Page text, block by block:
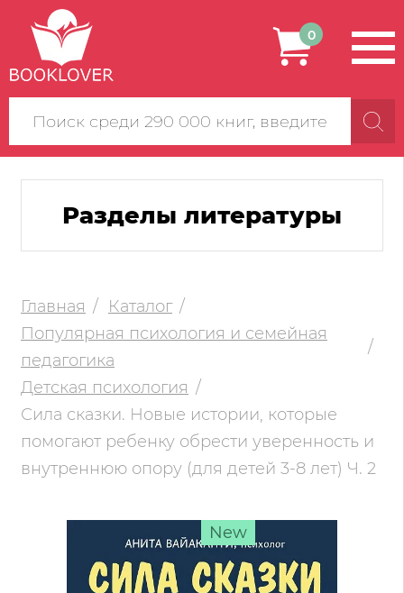
Поиск
по
сайту
0
Разделы литературы
Главная
Каталог
Популярная психология и семейная
педагогика
Детская психология
Сила сказки. Новые истории, которые
помогают ребенку обрести уверенность и
внутреннюю опору (для детей 3-8 лет) Ч. 2
New